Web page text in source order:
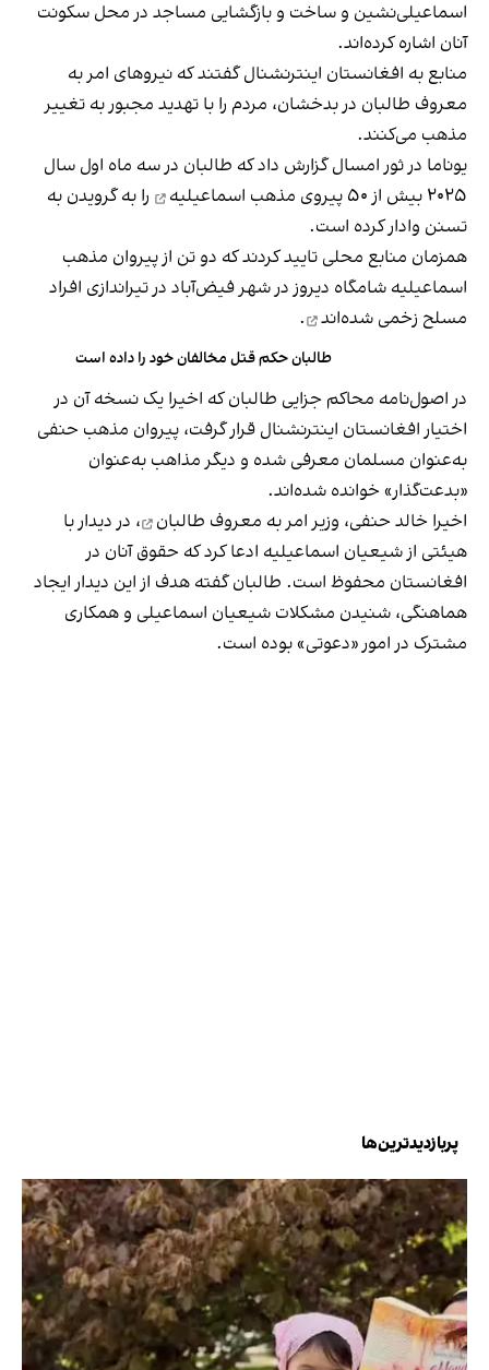
اسماعیلی‌نشین و ساخت و بازگشایی مساجد در محل سکونت
آنان اشاره کرده‌اند.
منابع به افغانستان اینترنشنال گفتند که نیروهای امر به
معروف طالبان در بدخشان، مردم را با تهدید مجبور به تغییر
مذهب می‌کنند.
یوناما در ثور امسال گزارش داد که طالبان در سه ماه اول سال
۲۰۲۵ بیش از
۵۰ پیروی مذهب اسماعیلیه
را به گرویدن به
تسنن وادار کرده است.
همزمان منابع محلی تایید کردند که دو تن از پیروان مذهب
اسماعیلیه شامگاه دیروز در شهر فیض‌آباد در تیراندازی افراد
مسلح زخمی شده‌اند .
طالبان حکم قتل مخالفان خود را داده است
در اصول‌نامه محاکم جزایی طالبان که اخیرا یک نسخه آن در
اختیار افغانستان اینترنشنال قرار گرفت، پیروان مذهب حنفی
به‌عنوان مسلمان معرفی شده و دیگر مذاهب به‌عنوان
«بدعت‌گذار» خوانده شده‌اند.
اخیرا خالد حنفی، وزیر امر به معروف طالبان
، در دیدار با
هیئتی از شیعیان اسماعیلیه ادعا کرد که حقوق آنان در
افغانستان محفوظ است. طالبان گفته هدف از این دیدار ایجاد
هماهنگی، شنیدن مشکلات شیعیان اسماعیلی و همکاری
مشترک در امور «دعوتی» بوده است.
پربازدیدترین‌ها